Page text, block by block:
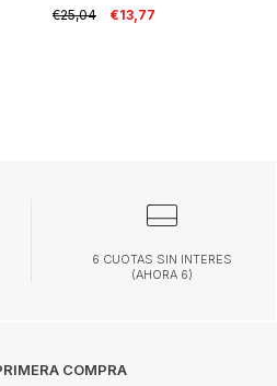
€25,04
€13,77
6 CUOTAS SIN INTERES
(AHORA 6)
COMPRA